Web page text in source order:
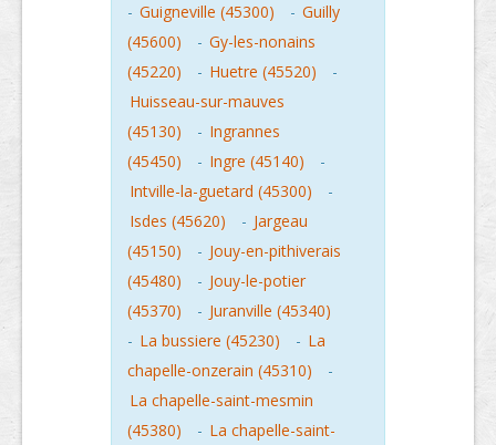
- Guigneville (45300) - Guilly
(45600)
- Gy-les-nonains
(45220)
- Huetre (45520)
-
Huisseau-sur-mauves
(45130)
- Ingrannes
(45450)
- Ingre (45140)
-
Intville-la-guetard (45300)
-
Isdes (45620)
- Jargeau
(45150)
- Jouy-en-pithiverais
(45480)
- Jouy-le-potier
(45370)
- Juranville (45340)
- La bussiere (45230) - La
chapelle-onzerain (45310)
-
La chapelle-saint-mesmin
(45380)
- La chapelle-saint-